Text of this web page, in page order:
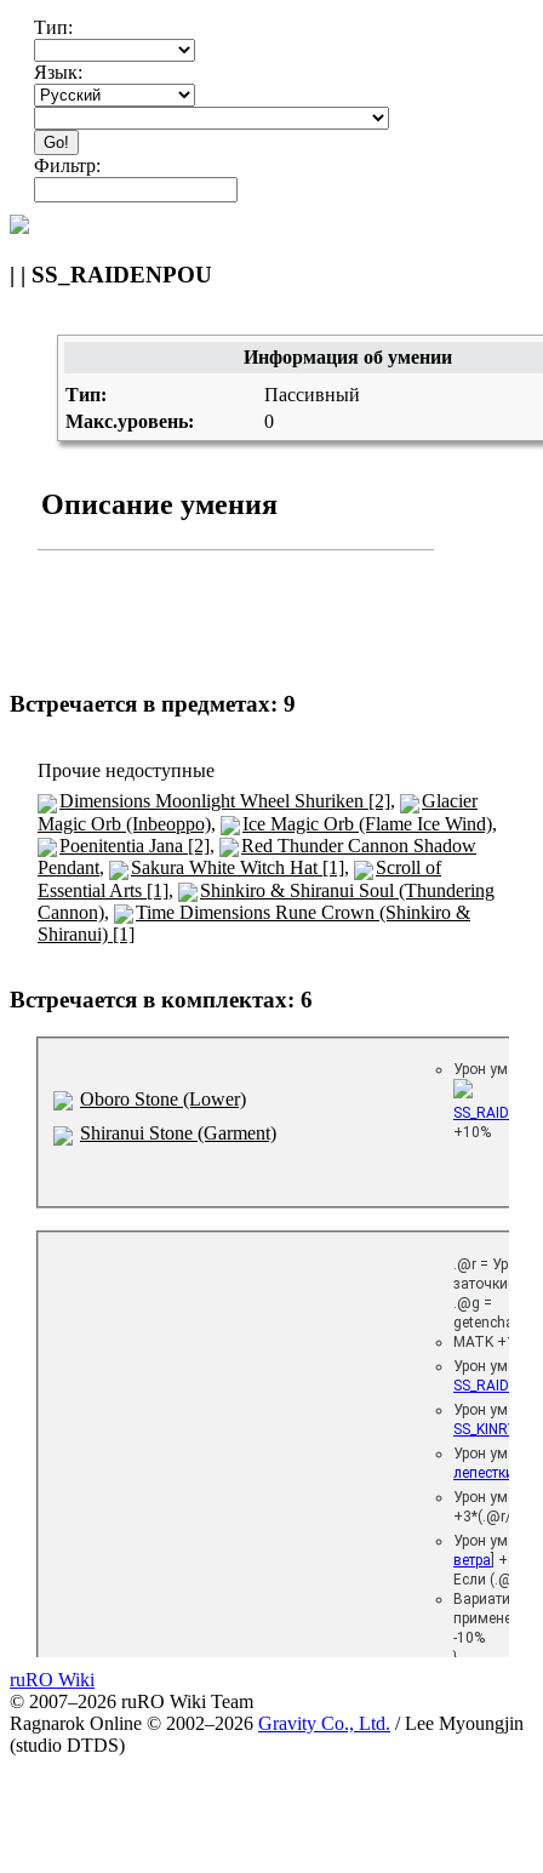
Тип:
Язык:
Go!
Фильтр:
| | SS_RAIDENPOU
Информация об умении
Тип:
Пассивный
Макс.уровень:
0
Описание умения
Встречается в предметах: 9
Прочие недоступные
Dimensions Moonlight Wheel Shuriken [2],
Glacier
Magic Orb (Inbeoppo), Ice Magic Orb (Flame Ice Wind),
Poenitentia Jana [2],
Red Thunder Cannon Shadow
Pendant, Sakura White Witch Hat [1],
Scroll of
Essential Arts [1],
Shinkiro & Shiranui Soul (Thundering
Cannon),
Time Dimensions Rune Crown (Shinkiro &
Shiranui) [1]
Встречается в комплектах: 6
Oboro Stone (Lower)
Shiranui Stone (Garment)
Урон умения
+10%
.@r =
.@g =
MATK +10%
Урон умения
Урон умения
Урон умения
лепестки
Урон умения
+3*(.@r/2)%
Урон умения
ветра ]
Если
применения
-10%
}
лепестки ]
ruRO Wiki
© 2007–2026 ruRO Wiki Team
Ragnarok Online © 2002–2026 Gravity Co., Ltd. /Lee Myoungjin
(studio DTDS)